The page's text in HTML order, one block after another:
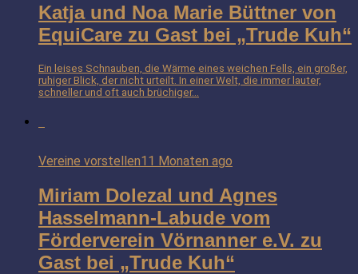
Katja und Noa Marie Büttner von
EquiCare zu Gast bei „Trude Kuh“
Ein leises Schnauben, die Wärme eines weichen Fells, ein großer,
ruhiger Blick, der nicht urteilt. In einer Welt, die immer lauter,
schneller und oft auch brüchiger...
Vereine vorstellen11 Monaten ago
Miriam Dolezal und Agnes
Hasselmann-Labude vom
Förderverein Vörnanner e.V. zu
Gast bei „Trude Kuh“